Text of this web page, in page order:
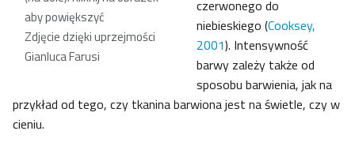
aby powiększyć
Zdjęcie dzięki uprzejmości
Gianluca Farusi
czerwonego do
niebieskiego (Cooksey,
2001). Intensywność
barwy zależy także od
sposobu barwienia, jak na
przykład od tego, czy tkanina barwiona jest na świetle, czy w
cieniu.